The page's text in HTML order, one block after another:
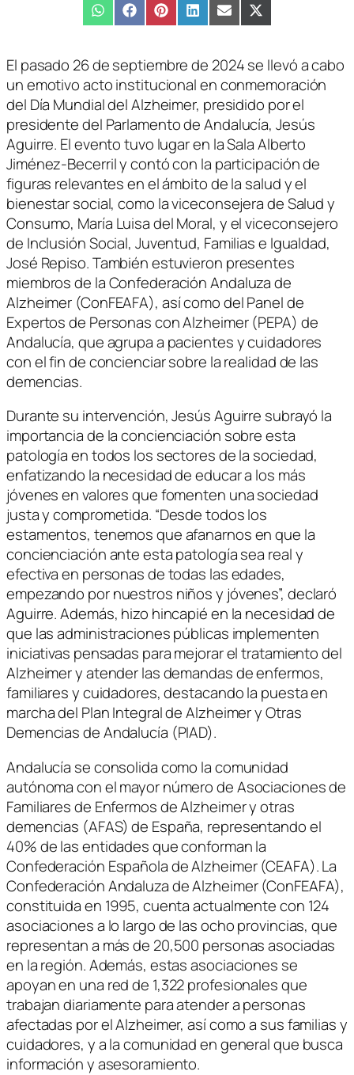
Compartir
en
WhatsAppCompartir
en
FacebookCompartir
en
PinterestCompartir
en
LinkedInCompartir
en
EmailCompartir
en
X
(Twitter)
El pasado 26 de septiembre de 2024 se llevó a cabo
un emotivo acto institucional en conmemoración
del Día Mundial del Alzheimer, presidido por el
presidente del Parlamento de Andalucía, Jesús
Aguirre. El evento tuvo lugar en la Sala Alberto
Jiménez-Becerril y contó con la participación de
figuras relevantes en el ámbito de la salud y el
bienestar social, como la viceconsejera de Salud y
Consumo, María Luisa del Moral, y el viceconsejero
de Inclusión Social, Juventud, Familias e Igualdad,
José Repiso. También estuvieron presentes
miembros de la Confederación Andaluza de
Alzheimer (ConFEAFA), así como del Panel de
Expertos de Personas con Alzheimer (PEPA) de
Andalucía, que agrupa a pacientes y cuidadores
con el fin de concienciar sobre la realidad de las
demencias.
Durante su intervención, Jesús Aguirre subrayó la
importancia de la concienciación sobre esta
patología en todos los sectores de la sociedad,
enfatizando la necesidad de educar a los más
jóvenes en valores que fomenten una sociedad
justa y comprometida. “Desde todos los
estamentos, tenemos que afanarnos en que la
concienciación ante esta patología sea real y
efectiva en personas de todas las edades,
empezando por nuestros niños y jóvenes”, declaró
Aguirre. Además, hizo hincapié en la necesidad de
que las administraciones públicas implementen
iniciativas pensadas para mejorar el tratamiento del
Alzheimer y atender las demandas de enfermos,
familiares y cuidadores, destacando la puesta en
marcha del Plan Integral de Alzheimer y Otras
Demencias de Andalucía (PIAD).
Andalucía se consolida como la comunidad
autónoma con el mayor número de Asociaciones de
Familiares de Enfermos de Alzheimer y otras
demencias (AFAS) de España, representando el
40% de las entidades que conforman la
Confederación Española de Alzheimer (CEAFA). La
Confederación Andaluza de Alzheimer (ConFEAFA),
constituida en 1995, cuenta actualmente con 124
asociaciones a lo largo de las ocho provincias, que
representan a más de 20,500 personas asociadas
en la región. Además, estas asociaciones se
apoyan en una red de 1,322 profesionales que
trabajan diariamente para atender a personas
afectadas por el Alzheimer, así como a sus familias y
cuidadores, y a la comunidad en general que busca
información y asesoramiento.